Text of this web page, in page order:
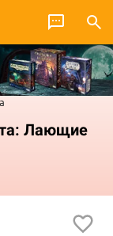
Лающие